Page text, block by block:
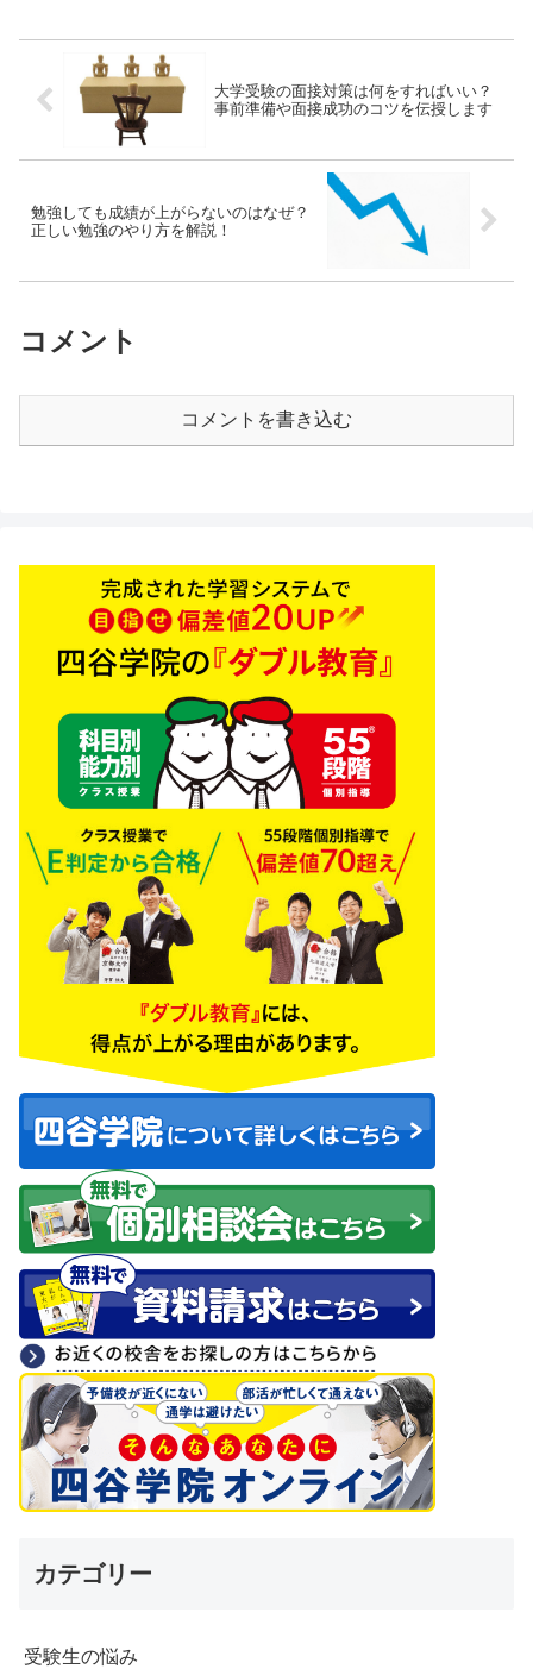
大学受験の面接対策は何をすればいい？
事前準備や面接成功のコツを伝授します
勉強しても成績が上がらないのはなぜ？
正しい勉強のやり方を解説！
コメント
コメントを書き込む
カテゴリー
受験生の悩み